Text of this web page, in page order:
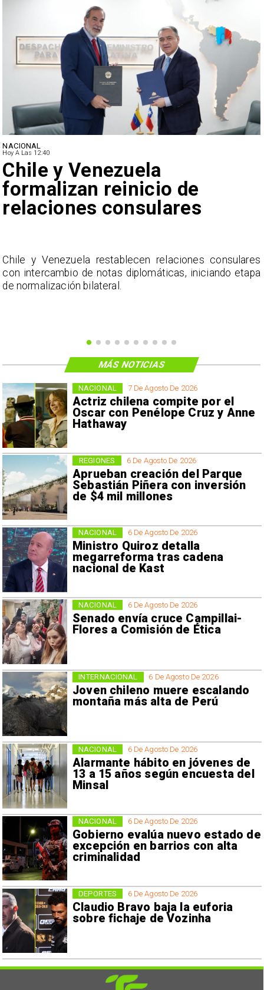
NACIONAL
Hoy A Las 12:40
Chile y Venezuela
formalizan reinicio de
relaciones consulares
Chile y Venezuela restablecen relaciones consulares
con intercambio de notas diplomáticas, iniciando etapa
de normalización bilateral.
7 De Agosto De 2026
Actriz chilena compite por el
Oscar con Penélope Cruz y Anne
Hathaway
NACIONAL
6 De Agosto De 2026
Aprueban creación del Parque
Sebastián Piñera con inversión
de $4 mil millones
REGIONES
6 De Agosto De 2026
Ministro Quiroz detalla
megarreforma tras cadena
nacional de Kast
NACIONAL
6 De Agosto De 2026
Senado envía cruce Campillai-
Flores a Comisión de Ética
NACIONAL
6 De Agosto De 2026
Joven chileno muere escalando
montaña más alta de Perú
INTERNACIONAL
6 De Agosto De 2026
Alarmante hábito en jóvenes de
13 a 15 años según encuesta del
Minsal
NACIONAL
6 De Agosto De 2026
Gobierno evalúa nuevo estado de
excepción en barrios con alta
criminalidad
NACIONAL
6 De Agosto De 2026
Claudio Bravo baja la euforia
sobre fichaje de Vozinha
DEPORTES
MÁS NOTICIAS